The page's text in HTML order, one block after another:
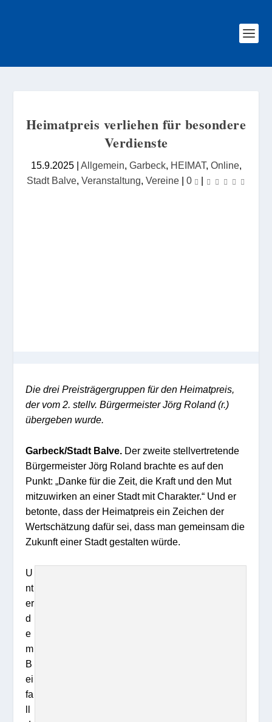
Heimatpreis verliehen für besondere
Verdienste
15.9.2025| Allgemein, Garbeck, HEIMAT, Online,
Stadt Balve, Veranstaltung, Vereine| 0 |
Die drei Preisträgergruppen für den Heimatpreis,
der vom 2. stellv. Bürgermeister Jörg Roland (r.)
übergeben wurde.
Garbeck/Stadt Balve. Der zweite stellvertretende
Bürgermeister Jörg Roland brachte es auf den
Punkt: „Danke für die Zeit, die Kraft und den Mut
mitzuwirken an einer Stadt mit Charakter.“ Und er
betonte, dass der Heimatpreis ein Zeichen der
Wertschätzung dafür sei, dass man gemeinsam die
Zukunft einer Stadt gestalten würde.
U
nt
er
d
e
m
B
ei
fa
ll